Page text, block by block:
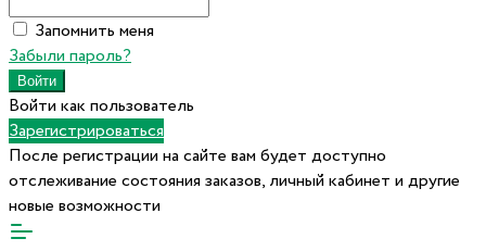
Запомнить меня
Забыли пароль?
Войти как пользователь
Зарегистрироваться
После регистрации на сайте вам будет доступно
отслеживание состояния заказов, личный кабинет и другие
новые возможности